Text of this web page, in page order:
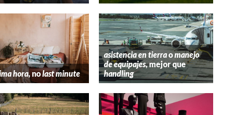
hora, nolast minute
asistencia en tierraomanejo
de equipajes, mejor que
handling